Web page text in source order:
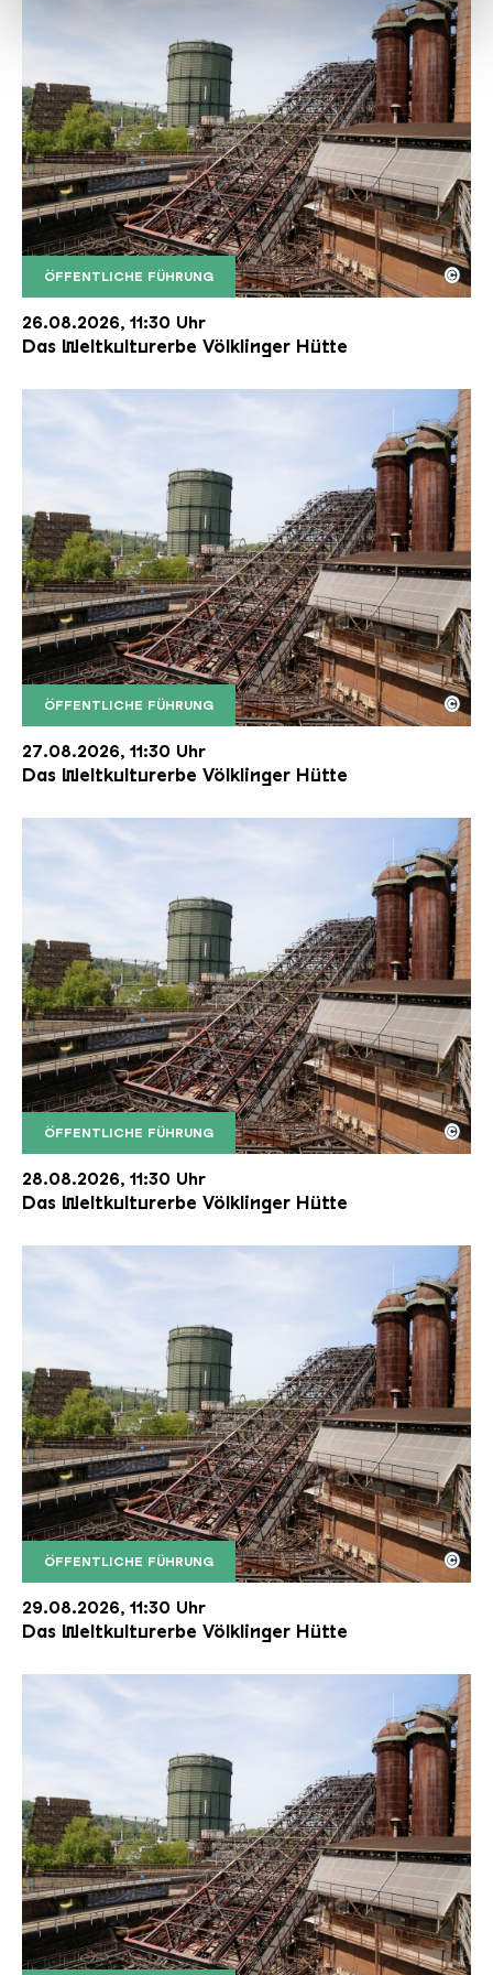
ÖFFENTLICHE FÜHRUNG
Der Erzschrägaufzug der Völklinger Hütte mit
Copyright: Weltkulturerbe Völklinger Hütte | Karl
©
26.08.2026, 11:30 Uhr
Das Weltkulturerbe Völklinger Hütte
ÖFFENTLICHE FÜHRUNG
Der Erzschrägaufzug der Völklinger Hütte mit
Copyright: Weltkulturerbe Völklinger Hütte | Karl
©
27.08.2026, 11:30 Uhr
Das Weltkulturerbe Völklinger Hütte
ÖFFENTLICHE FÜHRUNG
Der Erzschrägaufzug der Völklinger Hütte mit
Copyright: Weltkulturerbe Völklinger Hütte | Karl
©
28.08.2026, 11:30 Uhr
Das Weltkulturerbe Völklinger Hütte
ÖFFENTLICHE FÜHRUNG
Der Erzschrägaufzug der Völklinger Hütte mit
Copyright: Weltkulturerbe Völklinger Hütte | Karl
©
29.08.2026, 11:30 Uhr
Das Weltkulturerbe Völklinger Hütte